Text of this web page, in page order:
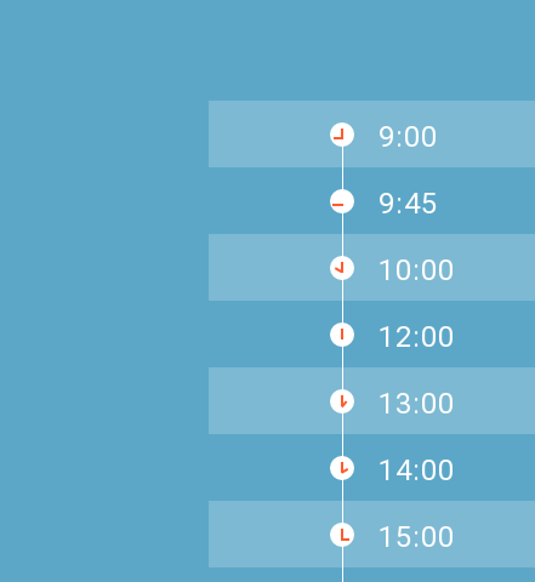
9:00
9:45
10:00
12:00
13:00
14:00
15:00